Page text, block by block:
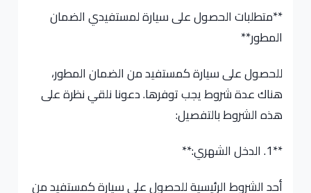
**متطلبات الحصول على سيارة لمستفيدي الضمان
المطور**
للحصول على سيارة كمستفيد من الضمان المطور،
هناك عدة شروط يجب توفرها. دعونا نلقي نظرة على
هذه الشروط بالتفصيل:
**1. الدخل الشهري:**
أحد الشروط الرئيسية للحصول على سيارة كمستفيد من